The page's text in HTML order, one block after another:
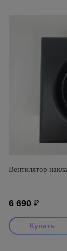
Вентилятор
6 690 ₽